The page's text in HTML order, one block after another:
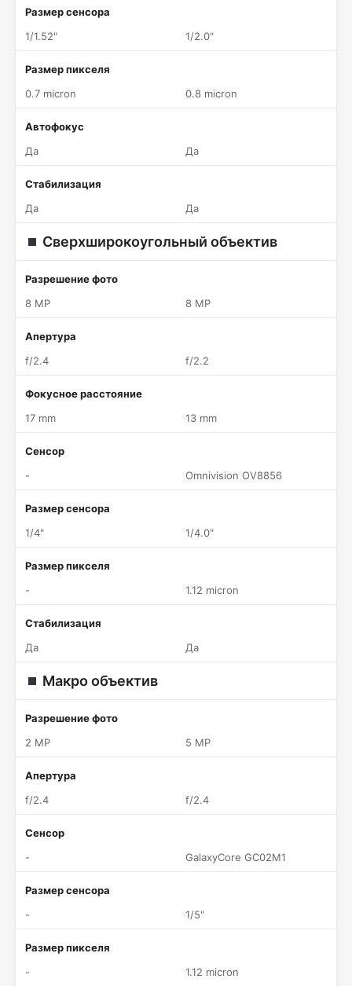
Размер сенсора
1/1.52"
1/2.0"
Размер пикселя
0.7 micron
0.8 micron
Автофокус
Да
Да
Стабилизация
Да
Да
Сверхширокоугольный объектив
Разрешение фото
8 MP
8 MP
Апертура
f/2.4
f/2.2
Фокусное расстояние
17 mm
13 mm
Сенсор
-
Omnivision OV8856
Размер сенсора
1/4"
1/4.0"
Размер пикселя
-
1.12 micron
Стабилизация
Да
Да
Макро объектив
Разрешение фото
2 MP
5 MP
Апертура
f/2.4
f/2.4
Сенсор
-
GalaxyCore GC02M1
Размер сенсора
-
1/5"
Размер пикселя
-
1.12 micron